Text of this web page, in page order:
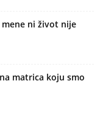
mene ni život nije
matrica koju smo